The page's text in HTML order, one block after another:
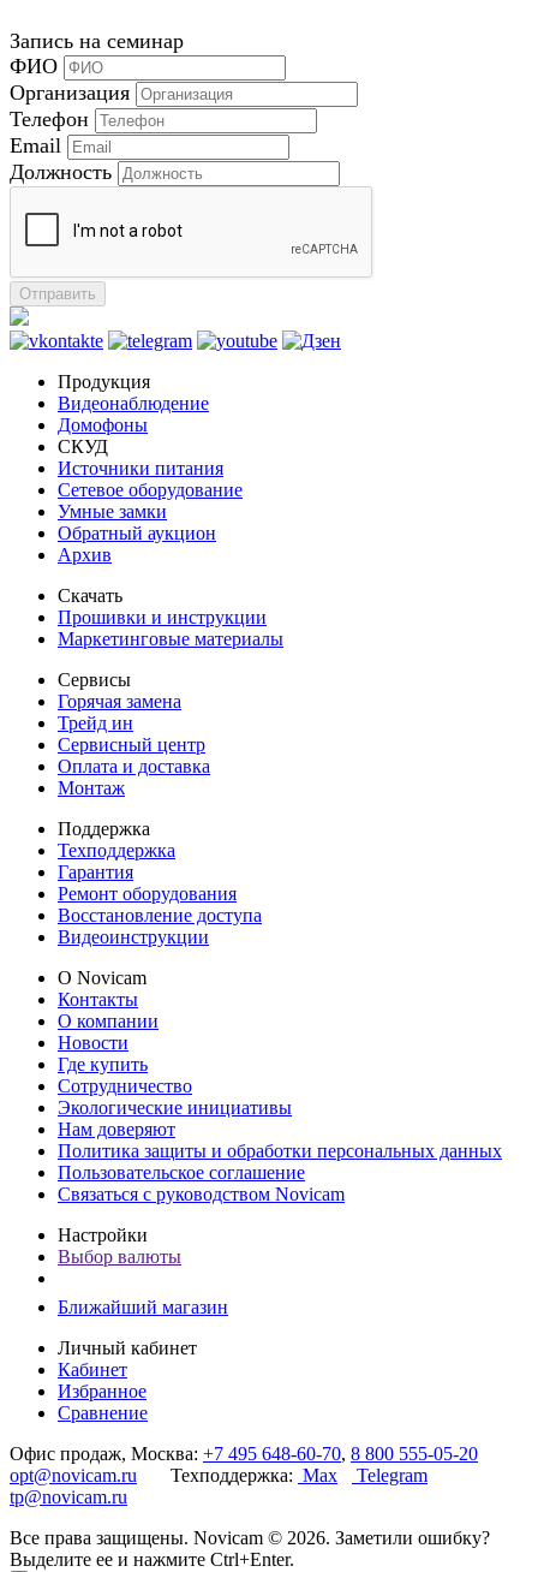
Запись на семинар
ФИО
Организация
Телефон
Email
Должность
Отправить
Продукция
Видеонаблюдение
Домофоны
СКУД
Источники питания
Сетевое оборудование
Умные замки
Обратный аукцион
Архив
Скачать
Прошивки и инструкции
Маркетинговые материалы
Сервисы
Горячая замена
Трейд ин
Сервисный центр
Оплата и доставка
Монтаж
Поддержка
Техподдержка
Гарантия
Ремонт оборудования
Восстановление доступа
Видеоинструкции
О Novicam
Контакты
О компании
Новости
Где купить
Сотрудничество
Экологические инициативы
Нам доверяют
Политика защиты и обработки персональных данных
Пользовательское соглашение
Связаться с руководством Novicam
Настройки
Выбор валюты
Ближайший магазин
Личный кабинет
Кабинет
Избранное
Сравнение
Офис продаж, Москва: +7 495 648-60-70, 8 800 555-05-20
opt@novicam.ru Техподдержка: Max
Telegram
tp@novicam.ru
Все права защищены. Novicam © 2026. Заметили ошибку?
Выделите ее и нажмите Ctrl+Enter.